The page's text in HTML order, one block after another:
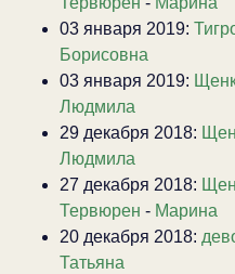
03 января 2019:
Борисовна
03 января 2019:
Людмила
29 декабря 2018:
Людмила
27 декабря 2018:
Тервюрен - Марина
20 декабря 2018:
Татьяна